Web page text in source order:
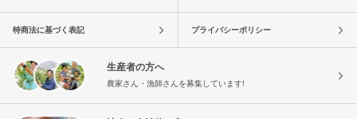
特商法に基づく表記 プライバシーポリシー
生産者の方へ
農家さん・漁師さんを募集しています!